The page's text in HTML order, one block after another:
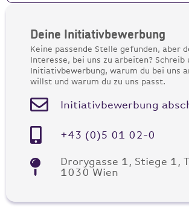
Deine Initiativbewerbung
Keine passende Stelle gefunden, aber
Interesse, bei uns zu arbeiten? Schreib
Initiativbewerbung, warum du bei uns
willst und warum du zu uns passt.
Initiativbewerbung
+43 (0)5 01 02-0
Drorygasse 1, Stiege 1,
1030 Wien